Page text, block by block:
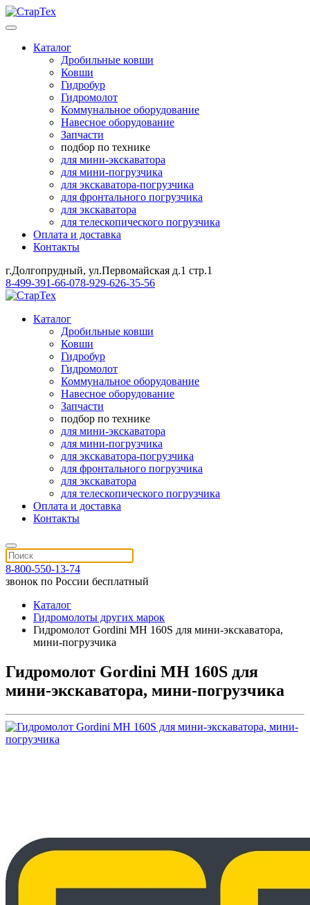
Каталог
Дробильные ковши
Ковши
Гидробур
Гидромолот
Коммунальное оборудование
Навесное оборудование
Запчасти
подбор по технике
для мини-экскаватора
для мини-погрузчика
для экскаватора-погрузчика
для фронтального погрузчика
для экскаватора
для телескопического погрузчика
Оплата и доставка
Контакты
г.Долгопрудный, ул.Первомайская д.1 стр.1
8-499-391-66-078-929-626-35-56
Каталог
Дробильные ковши
Ковши
Гидробур
Гидромолот
Коммунальное оборудование
Навесное оборудование
Запчасти
подбор по технике
для мини-экскаватора
для мини-погрузчика
для экскаватора-погрузчика
для фронтального погрузчика
для экскаватора
для телескопического погрузчика
Оплата и доставка
Контакты
8-800-550-13-74
звонок по России бесплатный
Каталог
Гидромолоты других марок
Гидромолот Gordini MH 160S для мини-экскаватора,
мини-погрузчика
Гидромолот Gordini MH 160S для
мини-экскаватора, мини-погрузчика